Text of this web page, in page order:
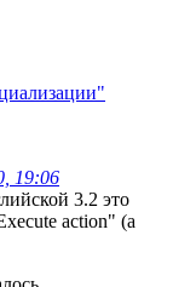
19:06
3.2 это
action" (а